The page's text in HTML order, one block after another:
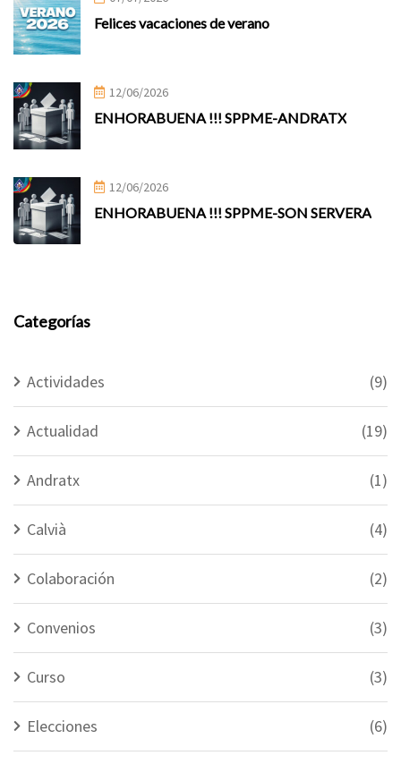
Felices vacaciones de verano
12/06/2026
ENHORABUENA !!! SPPME-ANDRATX
12/06/2026
ENHORABUENA !!! SPPME-SON SERVERA
Categorías
Actividades (9)
Actualidad (19)
Andratx (1)
Calvià (4)
Colaboración (2)
Convenios (3)
Curso (3)
Elecciones (6)